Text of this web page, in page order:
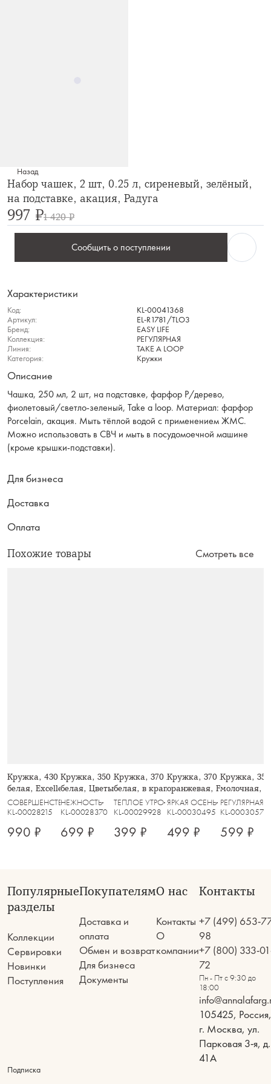
Назад
Набор чашек, 2 шт, 0.25 л, сиреневый, зелёный,
на подставке, акация, Радуга
997 ₽1 420 ₽
Сообщить о поступлении
Характеристики
Код:
KL-00041368
Артикул:
EL-R1781/TLO3
Бренд:
EASY LIFE
Коллекция:
РЕГУЛЯРНАЯ
Линия:
TAKE A LOOP
Категория:
Кружки
Описание
Чашка, 250 мл, 2 шт, на подставке, фарфор P/дерево,
фиолетовый/светло-зеленый, Take a loop. Материал: фарфор
Рorcelain, акация. Мыть тёплой водой с применением ЖМС.
Можно использовать в СВЧ и мыть в посудомоечной машине
(кроме крышки-подставки).
Для бизнеса
Доставка
Оплата
Похожие товары Смотреть все
Кружка, 430 мл, 2 шт, фарфор F,
белая, Excellence
СОВЕРШЕНСТВО
KL-00028215
990 ₽
Кружка, 350 мл, 2 шт, фарфор P,
белая, Цветы и листья, Florance
НЕЖНОСТЬ
KL-00028370
699 ₽
Кружка, 370 мл, 2 шт, керамика,
белая, в крапинку, Scanno
ТЕПЛОЕ УТРО
KL-00029928
399 ₽
Кружка, 370 мл, фарфор
оранжевая, Fall stories,
ЯРКАЯ ОСЕНЬ
KL-00030495
499 ₽
Кружка,
молочная,
РЕГУЛЯРНАЯ
KL-00030579
599 ₽
Популярные
разделы
Коллекции
Сервировки
Новинки
Поступления
Покупателям
Доставка и
оплата
Обмен и возврат
Для бизнеса
Документы
О нас
Контакты
О
компании
Контакты
+7 (499) 653-
98
+7 (800) 333-
72
Пн - Пт с 9:30 до
18:00
105425, Россия,
г. Москва, ул.
Парковая 3-я, д.
41А
Подписка